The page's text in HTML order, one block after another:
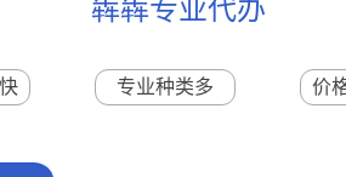
犇犇专业代办
专业种类多 价